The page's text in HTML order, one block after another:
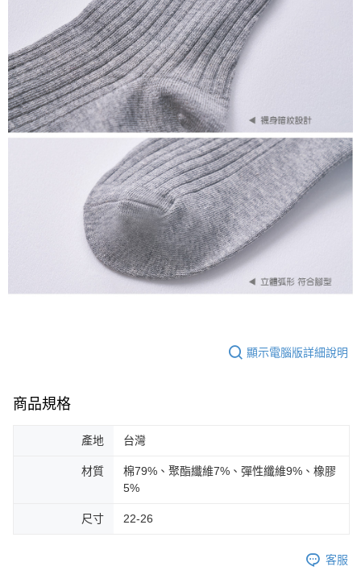
顯示電腦版詳細說明
商品規格
產地 台灣
材質
棉79%、聚酯纖維7%、彈性纖維9%、橡膠
5%
尺寸 22-26
客服